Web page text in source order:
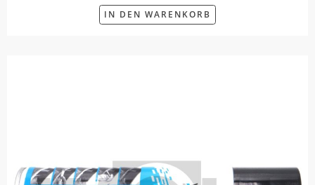
IN DEN WARENKORB